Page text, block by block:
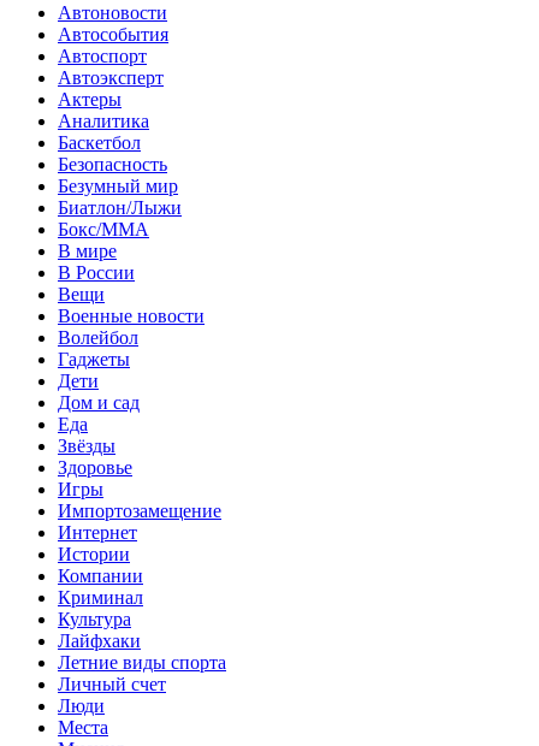
Автоновости
Автособытия
Автоспорт
Автоэксперт
Актеры
Аналитика
Баскетбол
Безопасность
Безумный мир
Биатлон/Лыжи
Бокс/MMA
В мире
В России
Вещи
Военные новости
Волейбол
Гаджеты
Дети
Дом и сад
Еда
Звёзды
Здоровье
Игры
Импортозамещение
Интернет
Истории
Компании
Криминал
Культура
Лайфхаки
Летние виды спорта
Личный счет
Люди
Места